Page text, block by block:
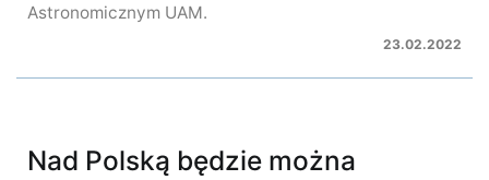
Astronomicznym UAM.
23.02.2022
Nad Polską będzie można